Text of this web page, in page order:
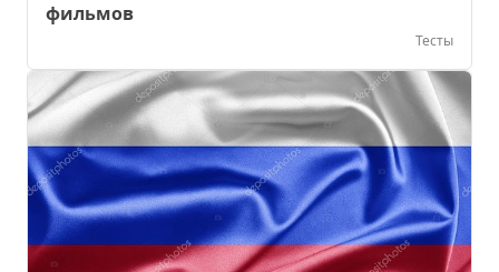
фильмов
Тесты